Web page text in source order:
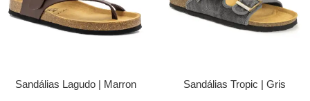
Sandálias Lagudo | Marron Sandálias Tropic | Gris